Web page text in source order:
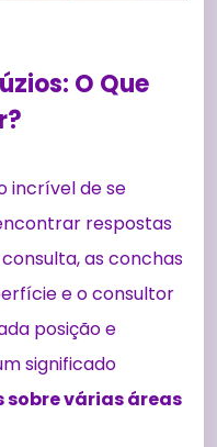
O Que
incrível de se
respostas
as conchas
e o consultor
posição e
significado
sobre várias áreas